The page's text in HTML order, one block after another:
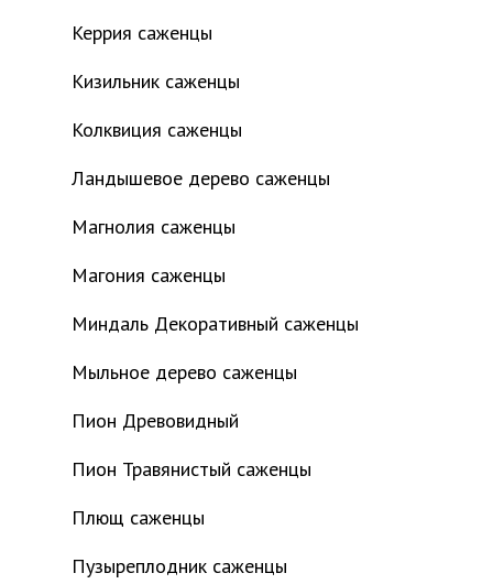
Керрия саженцы
Кизильник саженцы
Колквиция саженцы
Ландышевое дерево саженцы
Магнолия саженцы
Магония саженцы
Миндаль Декоративный саженцы
Мыльное дерево саженцы
Пион Древовидный
Пион Травянистый саженцы
Плющ саженцы
Пузыреплодник саженцы